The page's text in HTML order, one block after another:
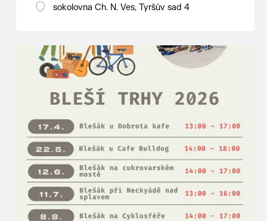
18:00 - ruční stavění máje
14:00 - krojový průvod pro stárky
od hostince “U Buvola”
16:00 - odpolední zábava na
sokolovně
K tanci a poslechu bude hrát DH
Lanžhotčané.
Těšíme se na Vás!
sokolovna Ch. N. Ves, Tyršův sad 4